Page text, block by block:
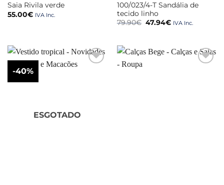
Saia Rivila verde
55.00€ IVA Inc.
100/023/4-T Sandália de
tecido linho
79.90€ O
79.90€.
47.94€O
47.94€.
IVA Inc.
-40%
ESGOTADO